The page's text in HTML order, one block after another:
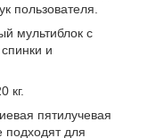
пользователя.
мультиблок с
и
кг.
пятилучевая
подходят для